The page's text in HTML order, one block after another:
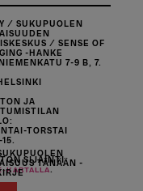
/ SUKUPUOLEN
/ SENSE OF
-HANKE
7-9 B, 7.
JA
TORSTAI
SIJAINTI
KARTALLA
TÄNÄÄN -